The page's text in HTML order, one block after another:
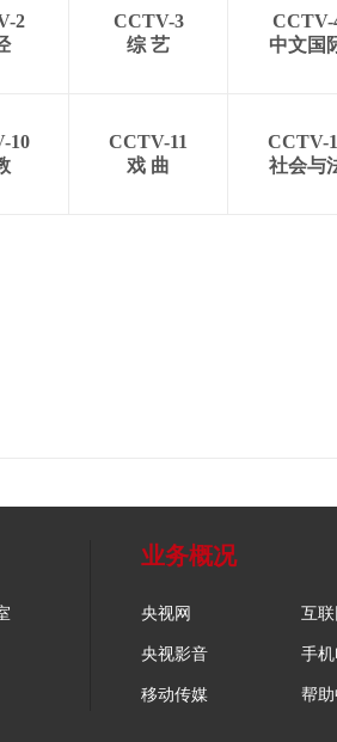
2
CCTV-3
综 艺
CCTV-
中文国
10
CCTV-11
戏 曲
CCTV-
社会与
业务概况
央视网 互
央视影音 手
移动传媒 帮